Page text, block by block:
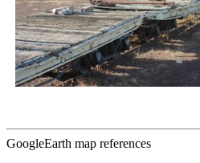
GoogleEarth map references